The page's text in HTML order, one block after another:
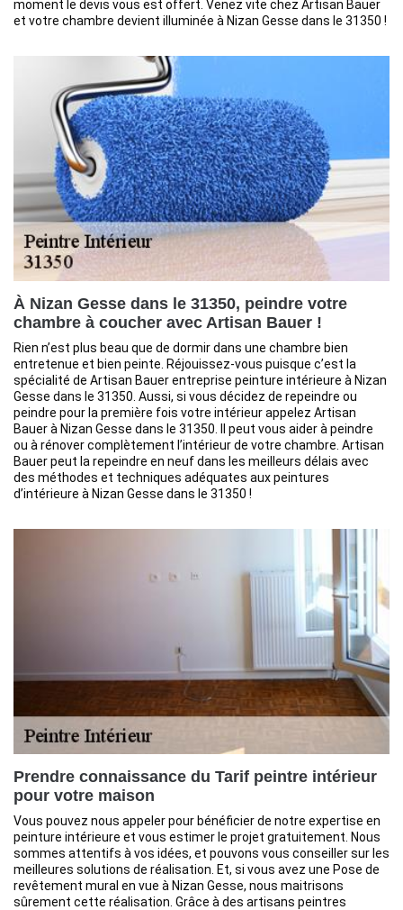
moment le devis vous est offert. Venez vite chez Artisan Bauer
et votre chambre devient illuminée à Nizan Gesse dans le 31350 !
À Nizan Gesse dans le 31350, peindre votre
chambre à coucher avec Artisan Bauer !
Rien n’est plus beau que de dormir dans une chambre bien
entretenue et bien peinte. Réjouissez-vous puisque c’est la
spécialité de Artisan Bauer entreprise peinture intérieure à Nizan
Gesse dans le 31350. Aussi, si vous décidez de repeindre ou
peindre pour la première fois votre intérieur appelez Artisan
Bauer à Nizan Gesse dans le 31350. Il peut vous aider à peindre
ou à rénover complètement l’intérieur de votre chambre. Artisan
Bauer peut la repeindre en neuf dans les meilleurs délais avec
des méthodes et techniques adéquates aux peintures
d’intérieure à Nizan Gesse dans le 31350 !
Prendre connaissance du Tarif peintre intérieur
pour votre maison
Vous pouvez nous appeler pour bénéficier de notre expertise en
peinture intérieure et vous estimer le projet gratuitement. Nous
sommes attentifs à vos idées, et pouvons vous conseiller sur les
meilleures solutions de réalisation. Et, si vous avez une Pose de
revêtement mural en vue à Nizan Gesse, nous maitrisons
sûrement cette réalisation. Grâce à des artisans peintres